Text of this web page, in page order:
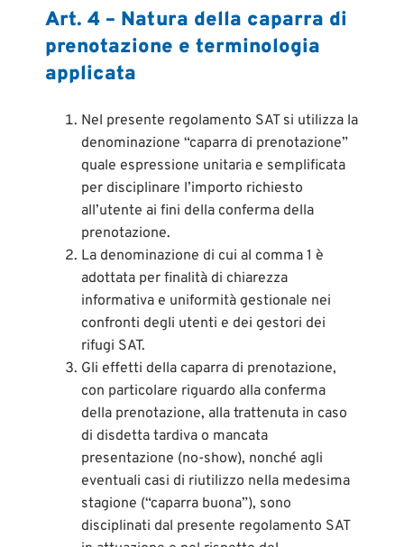
Art. 4 – Natura della caparra di
prenotazione e terminologia
applicata
Nel presente regolamento SAT si utilizza la
denominazione “caparra di prenotazione”
quale espressione unitaria e semplificata
per disciplinare l’importo richiesto
all’utente ai fini della conferma della
prenotazione.
La denominazione di cui al comma 1 è
adottata per finalità di chiarezza
informativa e uniformità gestionale nei
confronti degli utenti e dei gestori dei
rifugi SAT.
Gli effetti della caparra di prenotazione,
con particolare riguardo alla conferma
della prenotazione, alla trattenuta in caso
di disdetta tardiva o mancata
presentazione (no-show), nonché agli
eventuali casi di riutilizzo nella medesima
stagione (“caparra buona”), sono
disciplinati dal presente regolamento SAT